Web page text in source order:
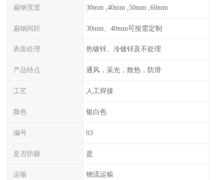
扁钢宽度 30mm ,40mm ,50mm ,60mm
扁钢间距 30mm、40mm可按需定制
表面处理 热镀锌、冷镀锌及不处理
产品特点 通风，采光，散热，防滑
工艺 人工焊接
颜色 银白色
编号 03
是否防砸 是
运输 物流运输